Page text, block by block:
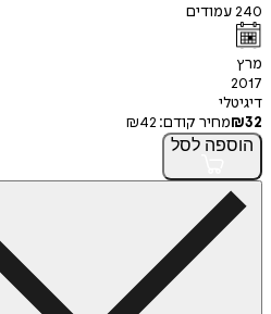
240עמודים
מרץ
2017
דיגיטלי
₪32 מחיר קודם: ₪42
הוספה לסל